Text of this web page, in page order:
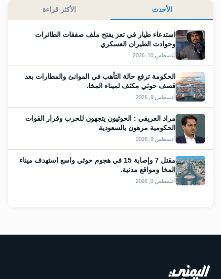
الأحدث الأكثر قراءة
استدعاء طيار في تعز يفتح ملف صفقات الطائرات
وحوادث الطيران العسكري
أغسطس 10, 2026
الحكومة ترفع حالة التأهب في الموانئ والمطارات بعد
قصف حوثي مكثف لميناء المخا.
أغسطس 9, 2026
مراد العريفي : الحوثيون يتجهون للحرب وقرار القوات
الحكومية مرهون بالسعودية
أغسطس 9, 2026
مقتل 7 وإصابة 15 في هجوم حوثي واسع استهدف ميناء
المخا ومواقع مدنية.
أغسطس 9, 2026